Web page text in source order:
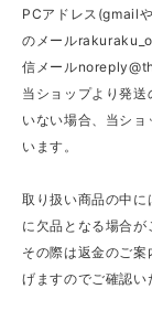
PCアドレス(gmail
のメール
信メール
当ショップより発
いない場合、当シ
います。
取り扱い商品の中
に欠品となる場合が
その際は返金のご
げますのでご確認い